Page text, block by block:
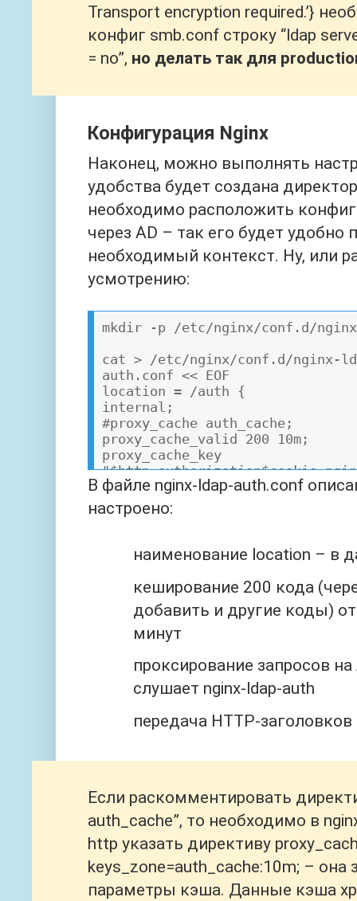
< HTTP/1.0 200 OK
< Server: BaseHTTP/0.6 Python/
< Date: Mon, 05 Apr 2021
<
* Closing connection 0
Transport encryption required.’}
конфиг smb.conf строку “ldap
= no”, но делать так для
Конфигурация Nginx
Наконец, можно выполнять
удобства будет создана
необходимо расположить
через AD – так его будет удобно
необходимый контекст. Ну, или
усмотрению:
mkdir -p /etc/nginx/conf.d/
cat > /etc/nginx/conf.d/nginx-
auth.conf << EOF
location = /auth {
internal;
#proxy_cache auth_cache;
proxy_cache_valid 200 10m;
proxy_cache_key
proxy_pass_request_body off;
proxy_set_header Content-
proxy_pass http://
proxy_set_header X-Ldap-URL
proxy_set_header X-Ldap-BaseDN
proxy_set_header X-Ldap-
proxy_set_header X-Ldap-BindPass
proxy_set_header X-Ldap-Template
(username)s)";
В файле nginx-ldap-auth.conf
настроено:
наименование location – в
кеширование 200 кода
добавить и другие коды)
минут
проксирование запросов
слушает nginx-ldap-auth
передача HTTP-
Если раскомментировать
auth_cache”, то необходимо в
http указать директиву
keys_zone=auth_cache:10m; – она
параметры кэша. Данные кэша